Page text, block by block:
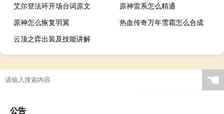
艾尔登法环开场台词原文
原神雷系怎么精通
原神怎么恢复羽翼
热血传奇万年雪霜怎么合成
云顶之弈出装及技能讲解
☚
公告